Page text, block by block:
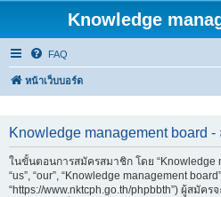
Knowledge
FAQ
หน้าเว็บบอร์ด
Knowledge management board
ในขั้นตอนการสมัครสมาชิก โดย “Knowledge
“us”, “our”, “Knowledge management
“https://www.nktcph.go.th/phpbbth”) ผู้สมัค